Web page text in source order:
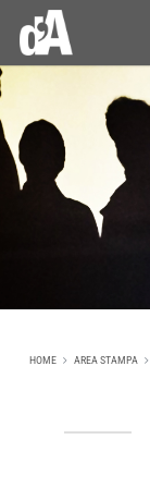
HOME AREA STAMPA